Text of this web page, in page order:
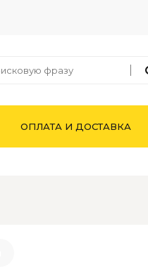
ОПЛАТА И ДОСТАВКА